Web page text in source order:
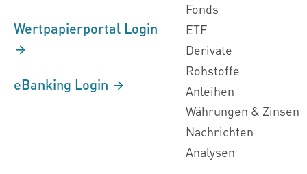
Wertpapierportal Login
eBanking Login
Fonds
ETF
Derivate
Rohstoffe
Anleihen
Währungen & Zinsen
Nachrichten
Analysen